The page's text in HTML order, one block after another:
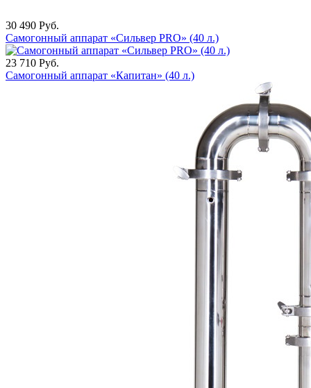
30 490 Руб.
Самогонный аппарат «Сильвер PRO» (40 л.)
23 710 Руб.
Самогонный аппарат «Капитан» (40 л.)